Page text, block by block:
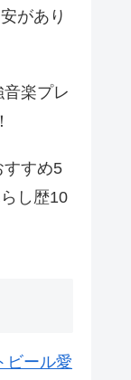
があり
楽プレ
すすめ5
し歴10
ビール愛